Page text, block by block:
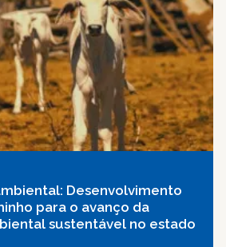
Desenvolvimento
para o avanço da
sustentável no estado